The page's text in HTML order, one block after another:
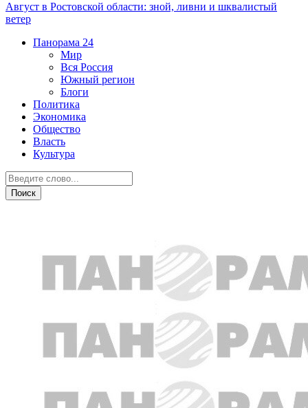
Август в Ростовской области: зной, ливни и шквалистый
ветер
Панорама 24
Мир
Вся Россия
Южный регион
Блоги
Политика
Экономика
Общество
Власть
Культура